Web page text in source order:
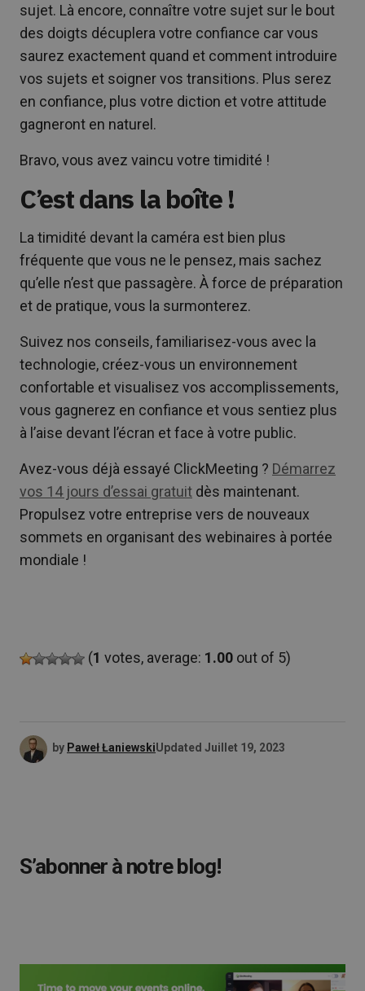
sujet. Là encore, connaître votre sujet sur le bout
des doigts décuplera votre confiance car vous
saurez exactement quand et comment introduire
vos sujets et soigner vos transitions. Plus serez
en confiance, plus votre diction et votre attitude
gagneront en naturel.
Bravo, vous avez vaincu votre timidité !
C’est dans la boîte !
La timidité devant la caméra est bien plus
fréquente que vous ne le pensez, mais sachez
qu’elle n’est que passagère. À force de préparation
et de pratique, vous la surmonterez.
Suivez nos conseils, familiarisez-vous avec la
technologie, créez-vous un environnement
confortable et visualisez vos accomplissements,
vous gagnerez en confiance et vous sentiez plus
à l’aise devant l’écran et face à votre public.
Avez-vous déjà essayé ClickMeeting ? Démarrez
vos 14 jours d’essai gratuit dès maintenant.
Propulsez votre entreprise vers de nouveaux
sommets en organisant des webinaires à portée
mondiale !
(1 votes, average: 1.00 out of 5)
by Paweł ŁaniewskiUpdated Juillet 19, 2023
S’abonner à notre blog!